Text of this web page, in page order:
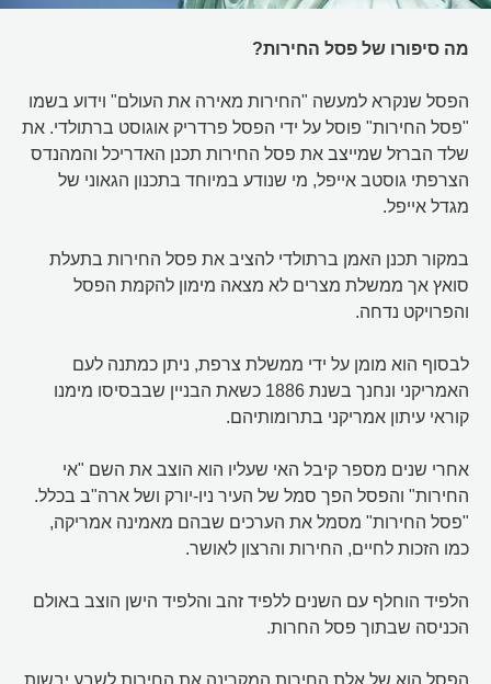
מה סיפורו של פסל החירות?
הפסל שנקרא למעשה "החירות מאירה את העולם" וידוע בשמו
"פסל החירות" פוסל על ידי הפסל פרדריק אוגוסט ברתולדי. את
שלד הברזל שמייצב את פסל החירות תכנן האדריכל והמהנדס
הצרפתי גוסטב אייפל, מי שנודע במיוחד בתכנון הגאוני של
מגדל אייפל.
במקור תכנן האמן ברתולדי להציב את פסל החירות בתעלת
סואץ אך ממשלת מצרים לא מצאה מימון להקמת הפסל
והפרויקט נדחה.
לבסוף הוא מומן על ידי ממשלת צרפת, ניתן כמתנה לעם
האמריקני ונחנך בשנת 1886 כשאת הבניין שבבסיסו מימנו
קוראי עיתון אמריקני בתרומותיהם.
אחרי שנים מספר קיבל האי שעליו הוא הוצב את השם "אי
החירות" והפסל הפך סמל של העיר ניו-יורק ושל ארה"ב בכלל.
"פסל החירות" מסמל את הערכים שבהם מאמינה אמריקה,
כמו הזכות לחיים, החירות והרצון לאושר.
הלפיד הוחלף עם השנים ללפיד זהב והלפיד הישן הוצב באולם
הכניסה שבתוך פסל החרות.
הפסל הוא של אלת החירות המקרינה את החירות לשבע יבשות